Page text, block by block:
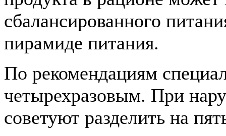
сбалансированного
пирамиде питания.
По рекомендациям
четырехразовым. При
советуют разделить на